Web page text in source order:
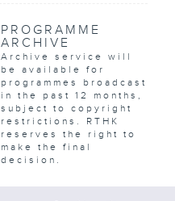
PROGRAMME
ARCHIVE
Archive service will
be available for
programmes broadcast
in the past 12 months,
subject to copyright
restrictions. RTHK
reserves the right to
make the final
decision.